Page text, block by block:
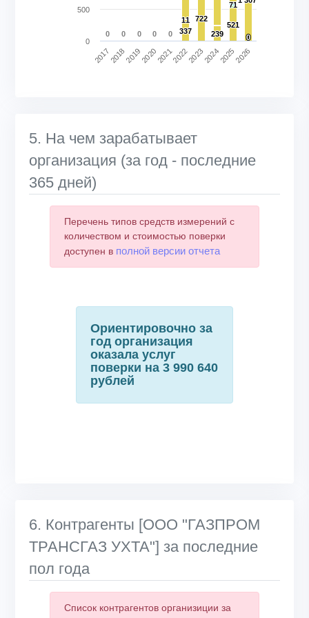
0 0 0 0 0 0
0
11
11
71
71
337
337
722
722
239
239
521
521
2017201820192020202120222023202420252026
0
500
5. На чем зарабатывает
организация (за год - последние
365 дней)
Перечень типов средств измерений с
количеством и стоимостью поверки
доступен в полной версии отчета
Ориентировочно за
год организация
оказала услуг
поверки на 3 990 640
рублей
6. Контрагенты [ООО "ГАЗПРОМ
ТРАНСГАЗ УХТА"] за последние
пол года
Список контрагентов организиции за